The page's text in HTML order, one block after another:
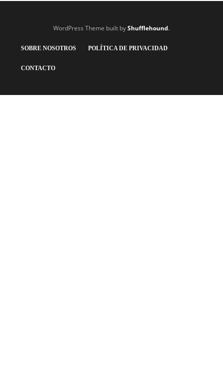
WordPress Theme built byShufflehound.
SOBRE NOSOTROS POLÍTICA DE PRIVACIDAD
CONTACTO